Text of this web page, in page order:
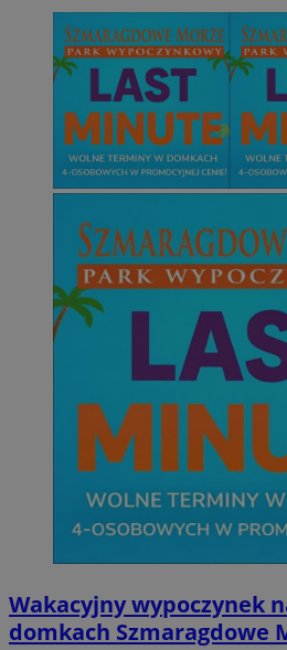
Wakacyjny wypoczynek
domkach Szmaragdowe